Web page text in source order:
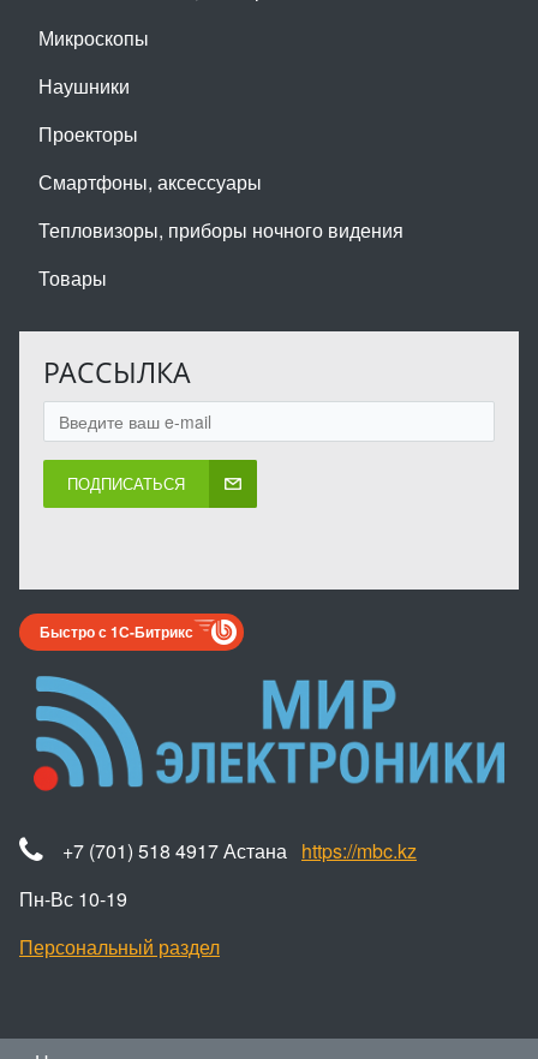
Микроскопы
Наушники
Проекторы
Смартфоны, аксессуары
Тепловизоры, приборы ночного видения
Товары
РАССЫЛКА
ПОДПИСАТЬСЯ
Быстро с 1С-Битрикс
+7 (701) 518 4917 Астана https://mbc.kz
Пн-Вс 10-19
Персональный раздел